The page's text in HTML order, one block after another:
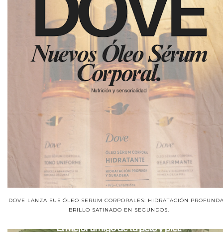
DOVE LANZA SUS ÓLEO SERUM CORPORALES: HIDRATACIÓN
BRILLO SATINADO EN SEGUNDOS.